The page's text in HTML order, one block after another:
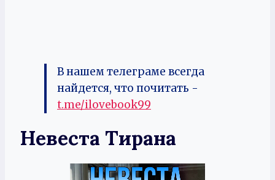
В нашем телеграме всегда
найдется, что почитать -
t.me/ilovebook99
Невеста Тирана